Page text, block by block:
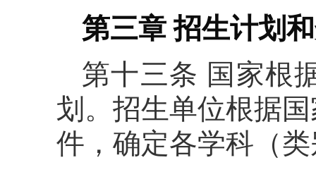
第三章 招生计划
第十三条 国家根
划。招生单位根据
件，确定各学科（